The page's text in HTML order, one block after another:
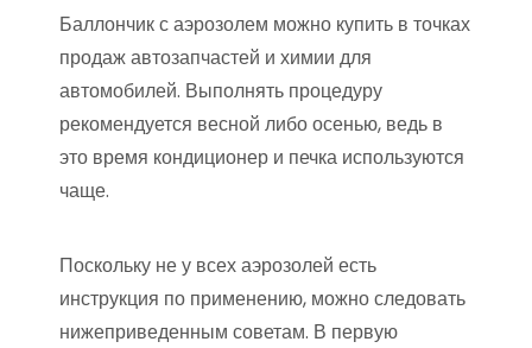
Баллончик с аэрозолем можно купить в точках
продаж автозапчастей и химии для
автомобилей. Выполнять процедуру
рекомендуется весной либо осенью, ведь в
это время кондиционер и печка используются
чаще.
Поскольку не у всех аэрозолей есть
инструкция по применению, можно следовать
нижеприведенным советам. В первую